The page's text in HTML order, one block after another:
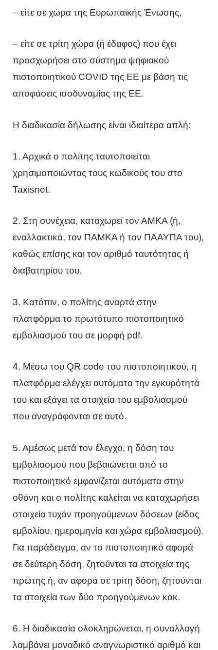
– είτε σε χώρα της Ευρωπαϊκής Ένωσης,
– είτε σε τρίτη χώρα (ή έδαφος) που έχει
προσχωρήσει στο σύστημα ψηφιακού
πιστοποιητικού COVID της ΕΕ με βάση τις
αποφάσεις ισοδυναμίας της ΕΕ.
Η διαδικασία δήλωσης είναι ιδιαίτερα απλή:
1. Αρχικά ο πολίτης ταυτοποιείται
χρησιμοποιώντας τους κωδικούς του στο
Taxisnet.
2. Στη συνέχεια, καταχωρεί τον ΑΜΚΑ (ή,
εναλλακτικά, τον ΠΑΜΚΑ ή τον ΠΑΑΥΠΑ του),
καθώς επίσης και τον αριθμό ταυτότητας ή
διαβατηρίου του.
3. Κατόπιν, ο πολίτης αναρτά στην
πλατφόρμα το πρωτότυπο πιστοποιητικό
εμβολιασμού του σε μορφή pdf.
4. Μέσω του QR code του πιστοποιητικού, η
πλατφόρμα ελέγχει αυτόματα την εγκυρότητά
του και εξάγει τα στοιχεία του εμβολιασμού
που αναγράφονται σε αυτό.
5. Αμέσως μετά τον έλεγχο, η δόση του
εμβολιασμού που βεβαιώνεται από το
πιστοποιητικό εμφανίζεται αυτόματα στην
οθόνη και ο πολίτης καλείται να καταχωρήσει
στοιχεία τυχόν προηγούμενων δόσεων (είδος
εμβολίου, ημερομηνία και χώρα εμβολιασμού).
Για παράδειγμα, αν το πιστοποιητικό αφορά
σε δεύτερη δόση, ζητούνται τα στοιχεία της
πρώτης ή, αν αφορά σε τρίτη δόση, ζητούνται
τα στοιχεία των δύο προηγούμενων κοκ.
6. Η διαδικασία ολοκληρώνεται, η συναλλαγή
λαμβάνει μοναδικό αναγνωριστικό αριθμό και